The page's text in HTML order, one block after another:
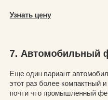
Узнать цену
7. Автомобильный
Еще один вариант
этот раз более компактный
почти что промышленный